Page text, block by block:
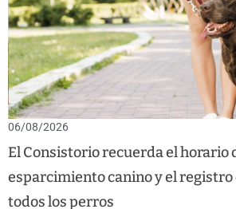
06/08/2026
El Consistorio recuerda el horario
esparcimiento canino y el
todos los perros